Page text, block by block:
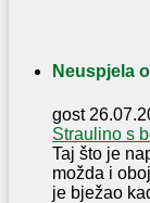
Neuspjela
gost
Straulino s
Taj što je
možda i
je bježao